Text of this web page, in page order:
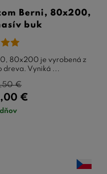
Berni, 80x200,
buk
80x200 je vyrobená z
dreva. Vyniká ...
€
€